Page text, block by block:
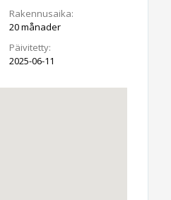
Rakennusaika:
20 månader
Päivitetty:
2025-06-11